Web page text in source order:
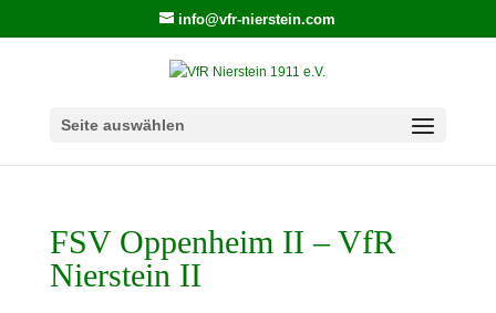
info@vfr-nierstein.com
Seite auswählen
FSV Oppenheim II – VfR
Nierstein II